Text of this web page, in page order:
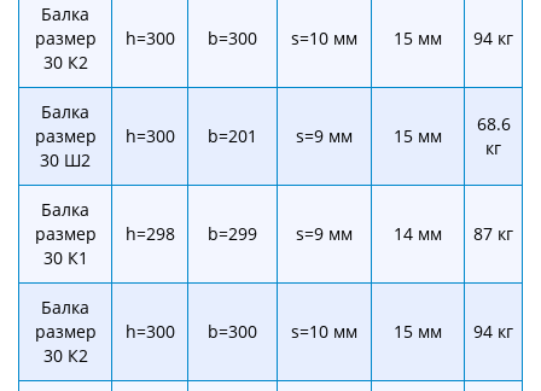
Балка
размер
30 К2
h=300 b=300 s=10 мм 15 мм 94 кг
Балка
размер
30 Ш2
h=300 b=201 s=9 мм 15 мм
68.6
кг
Балка
размер
30 К1
h=298 b=299 s=9 мм 14 мм 87 кг
Балка
размер
30 К2
h=300 b=300 s=10 мм 15 мм 94 кг